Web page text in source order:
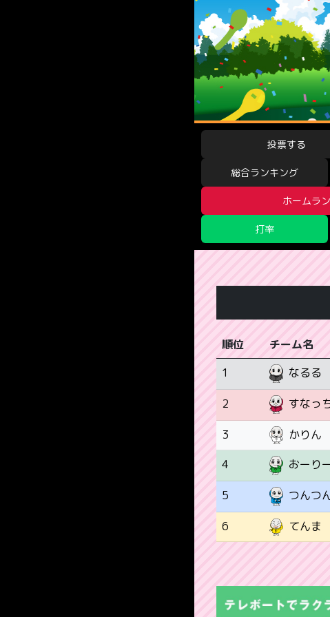
投票する
総合ランキング
ホームラ
打率
順位 チーム名
1
なるる
2 すなっ
3 かりん
4
おーり
5 つんつ
6 てんま